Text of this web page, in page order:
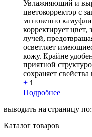
Увлажняющий и
цветокорректор с
мгновенно
корректирует
лучей,
осветляет
кожу. Крайне
приятной
сохраняет
+
Подробнее
выводить на страницу по:
Каталог товаров